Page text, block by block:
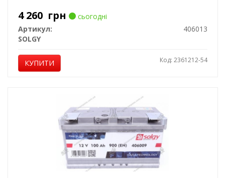
4 260 грн
сьогодні
Артикул:
406013
SOLGY
КУПИТИ Код: 2361212-54